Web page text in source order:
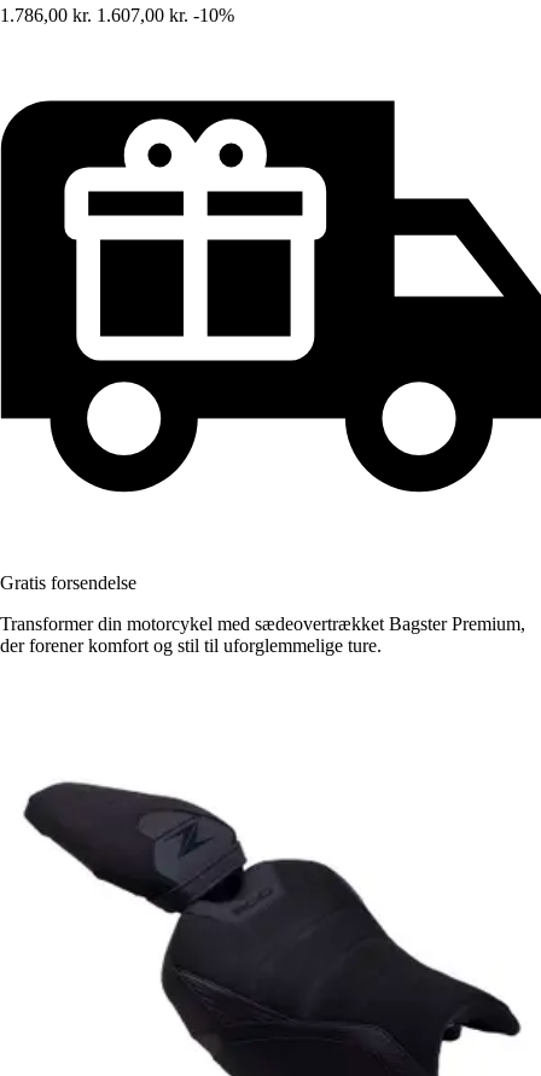
1.786,00 kr. 1.607,00 kr. -10%
Gratis forsendelse
Transformer din motorcykel med sædeovertrækket Bagster Premium,
der forener komfort og stil til uforglemmelige ture.